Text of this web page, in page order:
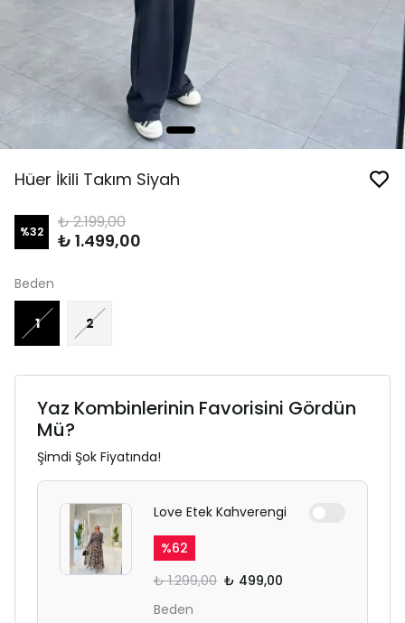
Hüer İkili Takım Siyah
%32 ₺ 2.199,00
₺ 1.499,00
Beden
1 2
Yaz Kombinlerinin Favorisini Gördün
Mü?
Şimdi Şok Fiyatında!
Love Etek Kahverengi
%62
₺ 1.299,00 ₺ 499,00
Beden